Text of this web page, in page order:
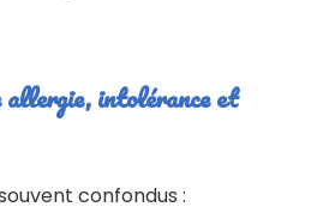
intolérance et
confondus :